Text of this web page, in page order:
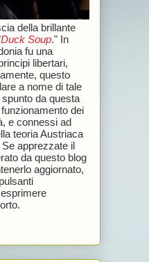
della brillante
Duck Soup." In
fu una
libertari,
questo
a nome di tale
da questa
dei
e connessi ad
teoria Austriaca
apprezzate il
da questo blog
aggiornato,